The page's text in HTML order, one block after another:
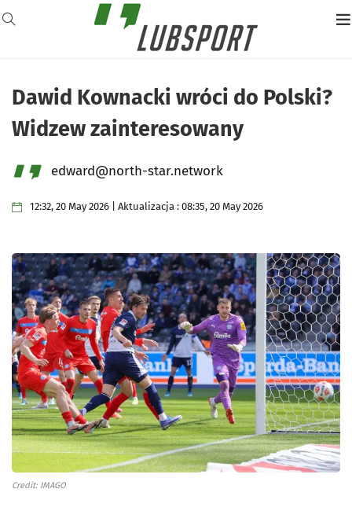
Dawid Kownacki wróci do Polski?
Widzew zainteresowany
edward@north-star.network
12:32, 20 May 2026 | Aktualizacja : 08:35, 20 May 2026
Credit: IMAGO